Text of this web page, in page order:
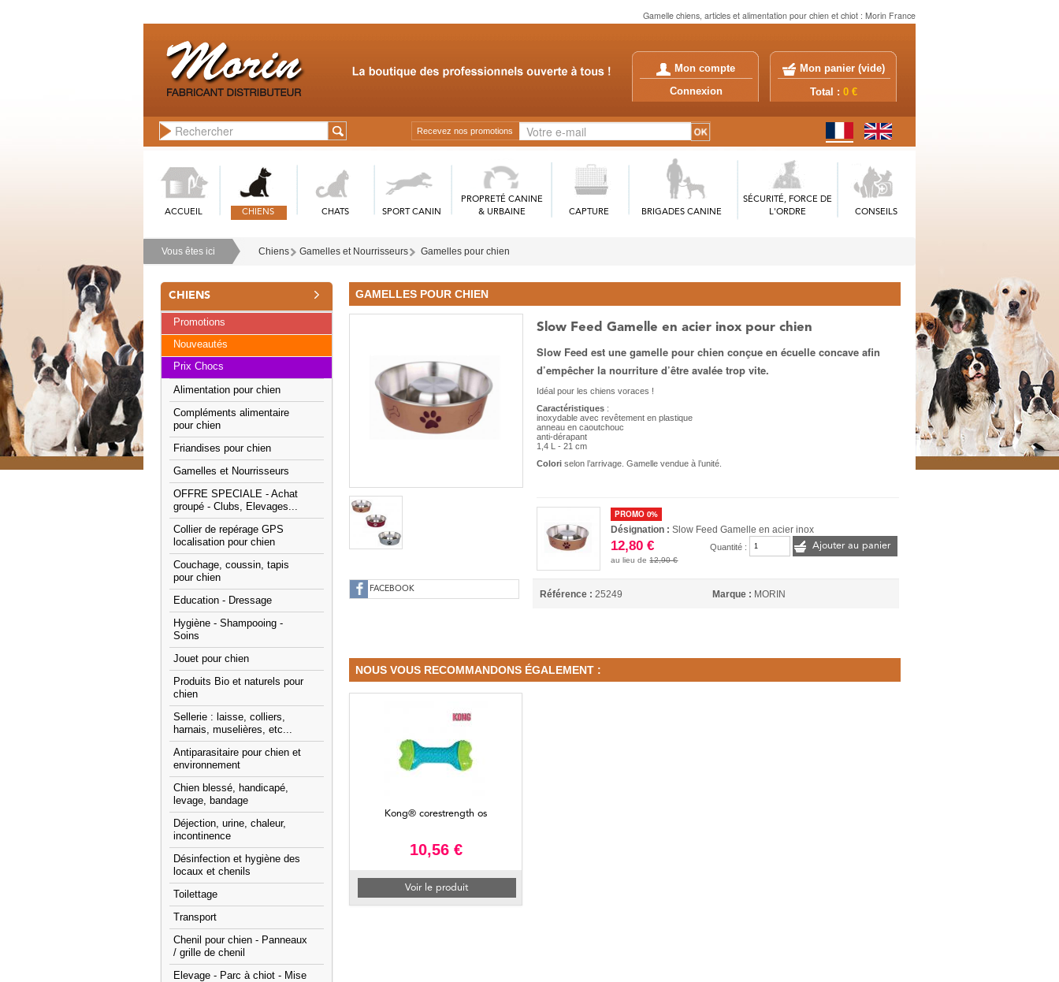
Gamelle chiens, articles et alimentation pour chien et chiot : Morin France
Mon compte
Connexion
Mon panier (vide)
Total : 0 €
Recevez nos promotions
ACCUEIL CHIENS CHATS SPORT CANIN
PROPRETÉ CANINE
& URBAINE
CAPTURE BRIGADES CANINE
SÉCURITÉ, FORCE DE
L'ORDRE
CONSEILS
Vous êtes ici Chiens Gamelles et Nourrisseurs Gamelles pour chien
CHIENS
Promotions
Nouveautés
Prix Chocs
Alimentation pour chien
Compléments alimentaire
pour chien
Friandises pour chien
Gamelles et Nourrisseurs
OFFRE SPECIALE - Achat
groupé - Clubs, Elevages...
Collier de repérage GPS
localisation pour chien
Couchage, coussin, tapis
pour chien
Education - Dressage
Hygiène - Shampooing -
Soins
Jouet pour chien
Produits Bio et naturels pour
chien
Sellerie : laisse, colliers,
harnais, muselières, etc...
Antiparasitaire pour chien et
environnement
Chien blessé, handicapé,
levage, bandage
Déjection, urine, chaleur,
incontinence
Désinfection et hygiène des
locaux et chenils
Toilettage
Transport
Chenil pour chien - Panneaux
/ grille de chenil
Elevage - Parc à chiot - Mise
GAMELLES POUR CHIEN
FACEBOOK
Slow Feed Gamelle en acier inox pour chien
Slow Feed est une gamelle pour chien conçue en écuelle concave afin
d’empêcher la nourriture d’être avalée trop vite.
Idéal pour les chiens voraces !
Caractéristiques :
inoxydable avec revêtement en plastique
anneau en caoutchouc
anti-dérapant
1,4 L - 21 cm
Colori selon l’arrivage. Gamelle vendue à l’unité.
PROMO 0%
Désignation :Slow Feed Gamelle en acier inox
12,80 €
au lieu de12,90 €
Quantité : Ajouter au panier
Référence : 25249 Marque : MORIN
NOUS VOUS RECOMMANDONS ÉGALEMENT :
Kong® corestrength os
10,56 €
Voir le produit